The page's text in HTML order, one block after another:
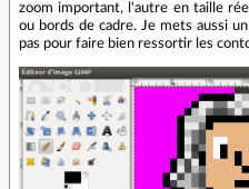
zoom important, l'autre en taille
ou bords de cadre. Je mets aussi
pas pour faire bien ressortir les